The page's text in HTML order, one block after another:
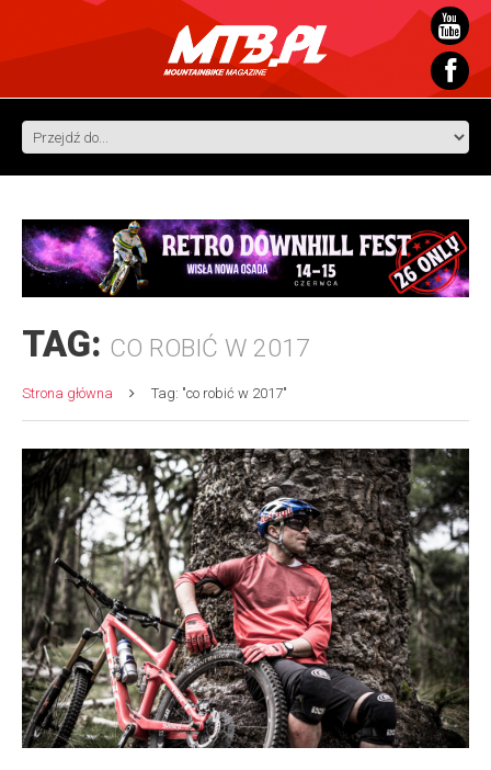
TAG: CO ROBIĆ W 2017
Strona główna Tag: "co robić w 2017"